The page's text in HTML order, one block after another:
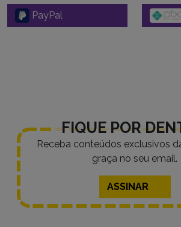
PayPal
FIQUE POR
Receba conteúdos exclusivos
graça no seu email.
ASSINAR